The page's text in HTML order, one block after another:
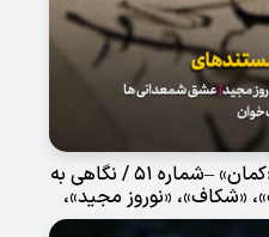
نشریه مستندهای تلویزیونی «کمان» –شماره 51 / نگاهی به
«شکاف»، «نوروز مجید»،
خوان»